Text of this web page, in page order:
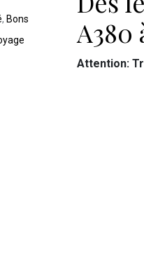
, Bons
A380
Attention: